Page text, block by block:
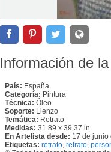
Información de
País: España
Categoría: Pintura
Técnica: Óleo
Soporte: Lienzo
Temática: Retrato
Medidas: 31.89 x 39.37 in
En Artelista desde: 17 de junio
Etiquetas: retrato retrato